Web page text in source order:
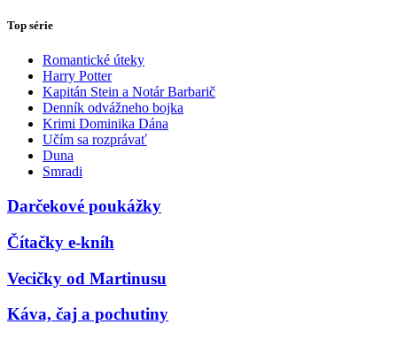
Top série
Romantické úteky
Harry Potter
Kapitán Stein a Notár Barbarič
Denník odvážneho bojka
Krimi Dominika Dána
Učím sa rozprávať
Duna
Smradi
Darčekové poukážky
Čítačky e-kníh
Vecičky od Martinusu
Káva, čaj a pochutiny